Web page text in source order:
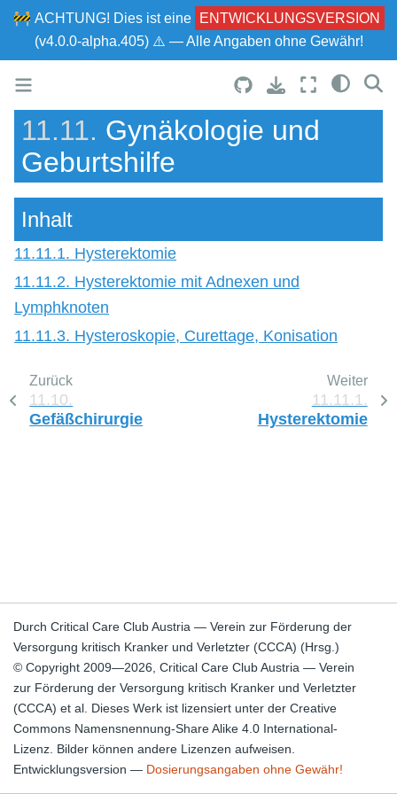
🚧 ACHTUNG! Dies ist eine
ENTWICKLUNGSVERSION
(v4.0.0-alpha.405) ⚠ — Alle Angaben ohne Gewähr!
11.11. Gynäkologie und
Geburtshilfe
Inhalt
11.11.1. Hysterektomie
11.11.2. Hysterektomie mit Adnexen und
Lymphknoten
11.11.3. Hysteroskopie, Curettage, Konisation
Zurück
11.10.
Gefäßchirurgie
Weiter
11.11.1.
Hysterektomie
Durch Critical Care Club Austria — Verein zur Förderung der
Versorgung kritisch Kranker und Verletzter (CCCA) (Hrsg.)
© Copyright 2009—2026, Critical Care Club Austria — Verein
zur Förderung der Versorgung kritisch Kranker und Verletzter
(CCCA) et al. Dieses Werk ist lizensiert unter der Creative
Commons Namensnennung-Share Alike 4.0 International-
Lizenz. Bilder können andere Lizenzen aufweisen.
Entwicklungsversion — Dosierungsangaben ohne Gewähr!